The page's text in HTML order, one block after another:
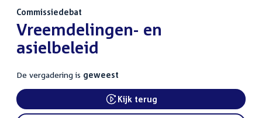
Commissiedebat
:Vreemdelingen- en
asielbeleid
De vergadering is geweest
External link:
Kijk terug